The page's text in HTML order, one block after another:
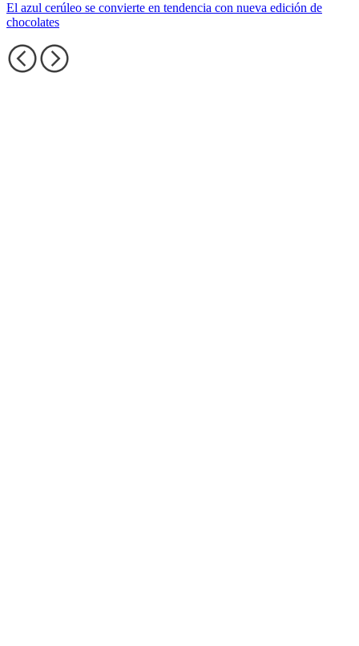
El azul cerúleo se convierte en tendencia con nueva edición de
chocolates